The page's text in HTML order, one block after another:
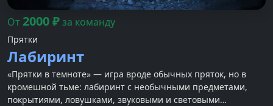
От 2000₽за команду
Прятки
Лабиринт
«Прятки в темноте» — игра вроде обычных пряток, но в
кромешной тьме: лабиринт с необычными предметами,
покрытиями, ловушками, звуковыми и световыми